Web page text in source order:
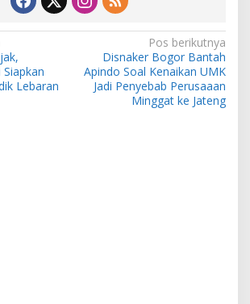
Lebaran
Pos berikutnya
Disnaker Bogor Bantah
Apindo Soal Kenaikan UMK
Jadi Penyebab Perusaaan
Minggat ke Jateng